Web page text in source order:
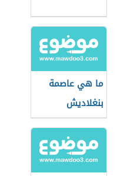
ما هي عاصمة
بنغلاديش